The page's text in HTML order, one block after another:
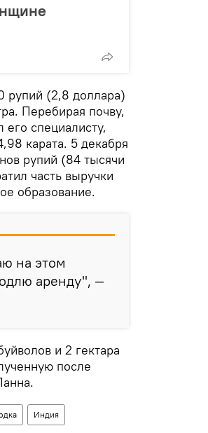
рупий (2,8 доллара)
Перебирая почву,
специалисту,
карата. 5 декабря
рупий (84 тысячи
часть выручки
образование.
на этом
аренду", —
и 2 гектара
после
Индия